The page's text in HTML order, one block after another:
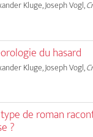
Kluge, Joseph Vogl,
du hasard
Kluge, Joseph Vogl,
de roman
?